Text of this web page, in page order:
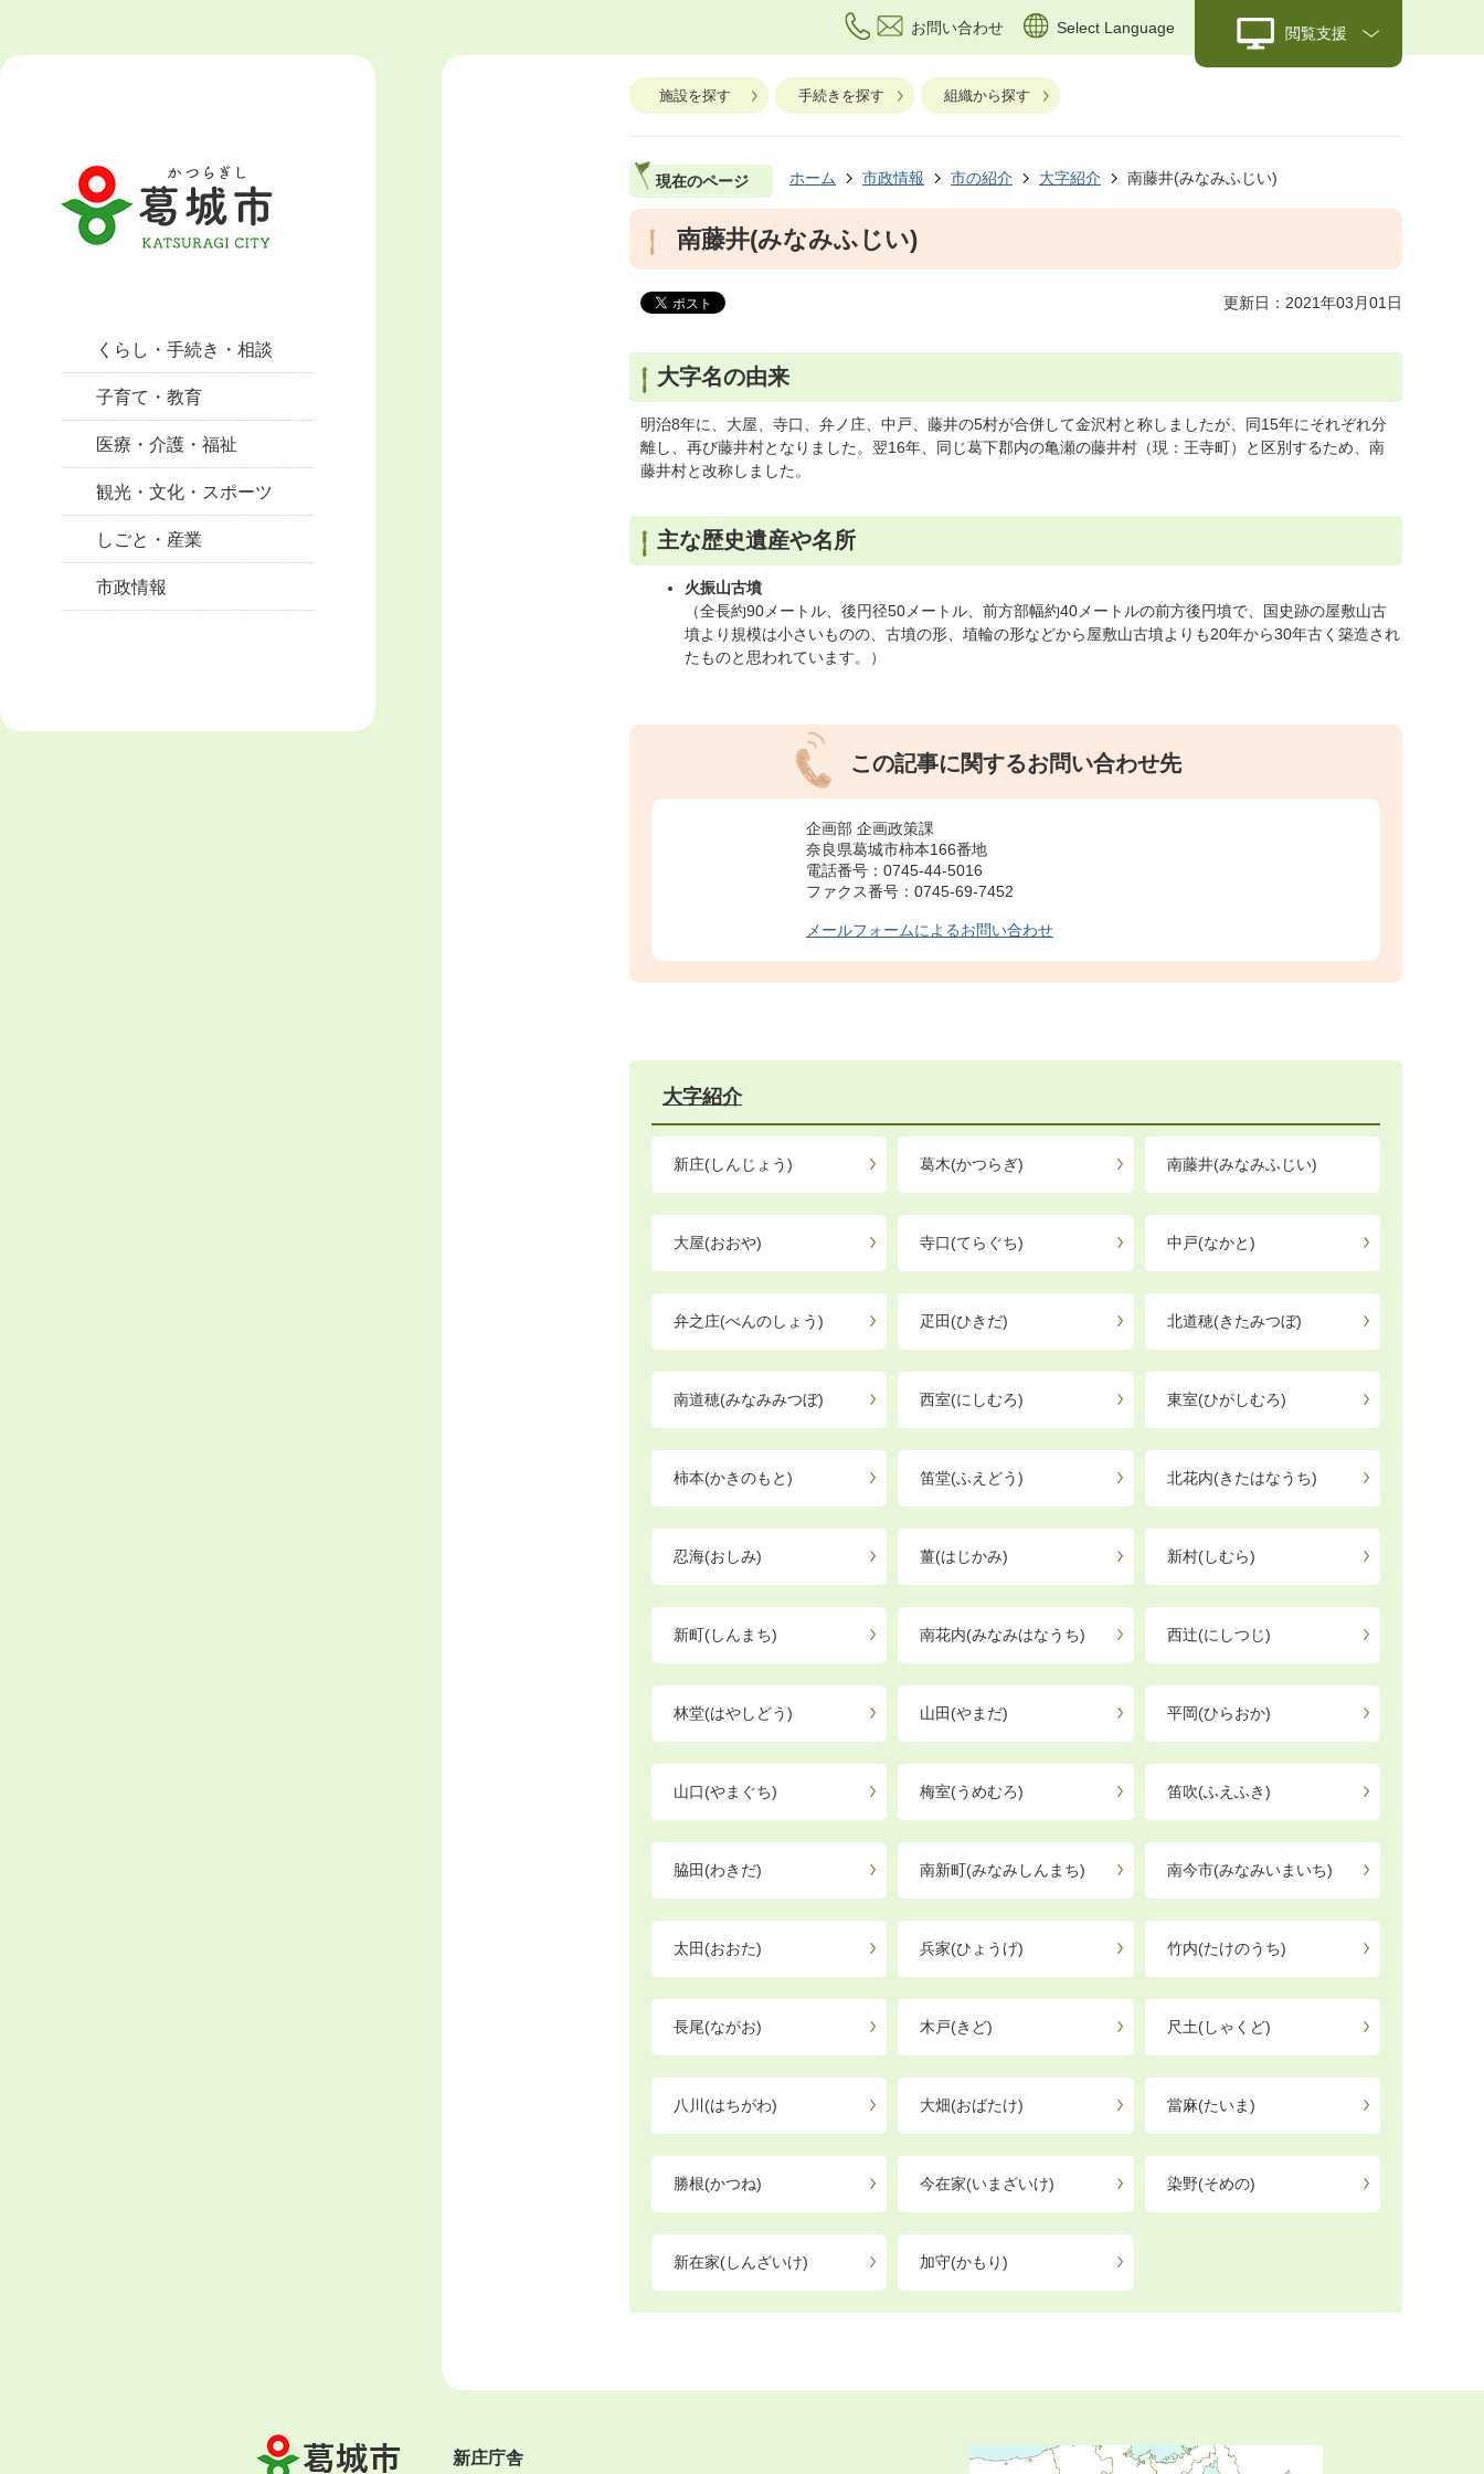
お問い合わせ Select Language 閲覧支援
くらし・手続き・相談
子育て・教育
医療・介護・福祉
観光・文化・スポーツ
しごと・産業
市政情報
施設を探す 手続きを探す 組織から探す
現在のページ ホーム 市政情報 市の紹介 大字紹介 南藤井(みなみふじい)
南藤井(みなみふじい)
更新日：2021年03月01日
大字名の由来
明治8年に、大屋、寺口、弁ノ庄、中戸、藤井の5村が合併して金沢村と称しましたが、同15年にそれぞれ分
離し、再び藤井村となりました。翌16年、同じ葛下郡内の亀瀬の藤井村（現：王寺町）と区別するため、南
藤井村と改称しました。
主な歴史遺産や名所
火振山古墳
（全長約90メートル、後円径50メートル、前方部幅約40メートルの前方後円墳で、国史跡の屋敷山古
墳より規模は小さいものの、古墳の形、埴輪の形などから屋敷山古墳よりも20年から30年古く築造され
たものと思われています。）
この記事に関するお問い合わせ先
企画部 企画政策課
奈良県葛城市柿本166番地
電話番号：0745-44-5016
ファクス番号：0745-69-7452
メールフォームによるお問い合わせ
大字紹介
新庄(しんじょう) 葛木(かつらぎ) 南藤井(みなみふじい)
大屋(おおや) 寺口(てらぐち) 中戸(なかと)
弁之庄(べんのしょう) 疋田(ひきだ) 北道穂(きたみつぼ)
南道穂(みなみみつぼ) 西室(にしむろ) 東室(ひがしむろ)
柿本(かきのもと) 笛堂(ふえどう) 北花内(きたはなうち)
忍海(おしみ) 薑(はじかみ) 新村(しむら)
新町(しんまち) 南花内(みなみはなうち) 西辻(にしつじ)
林堂(はやしどう) 山田(やまだ) 平岡(ひらおか)
山口(やまぐち) 梅室(うめむろ) 笛吹(ふえふき)
脇田(わきだ) 南新町(みなみしんまち) 南今市(みなみいまいち)
太田(おおた) 兵家(ひょうげ) 竹内(たけのうち)
長尾(ながお) 木戸(きど) 尺土(しゃくど)
八川(はちがわ) 大畑(おばたけ) 當麻(たいま)
勝根(かつね) 今在家(いまざいけ) 染野(そめの)
新在家(しんざいけ) 加守(かもり)
葛
城
新庄庁舎